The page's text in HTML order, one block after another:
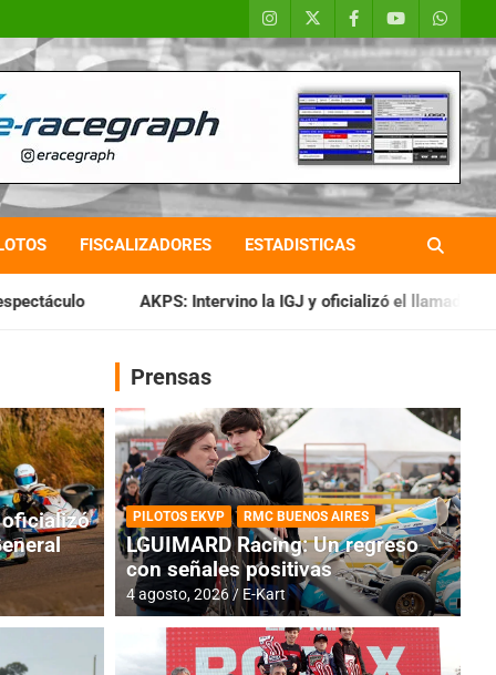
FISCALIZADORES ESTADISTICAS
Intervino la IGJ y oficializó el llamado a Asamblea General
oficializó
Prensas
PILOTOS EKVP RMC BUENOS AIRES
LGUIMARD Racing: Un regreso
con señales positivas
4 agosto, 2026 E-Kart